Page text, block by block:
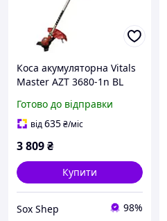
Коса акумуляторна Vitals
Master AZT 3680-1n BL
Готово до відправки
від635₴/міс
3 809₴
Купити
Sox Shep 98%